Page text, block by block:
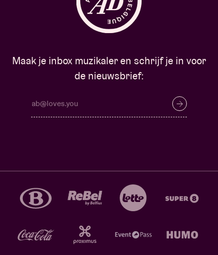
Maak je inbox muzikaler en schrijf je in voor
de nieuwsbrief: